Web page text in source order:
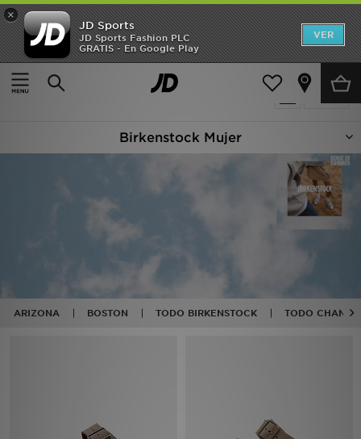
×
JD Sports
JD Sports Fashion PLC
GRATIS - En Google Play
VER
Página principal
Mujer
14 productos encontrados
Birkenstock Mujer
ARIZONA BOSTON TODO BIRKENSTOCK TODO
Hombre
Mujer